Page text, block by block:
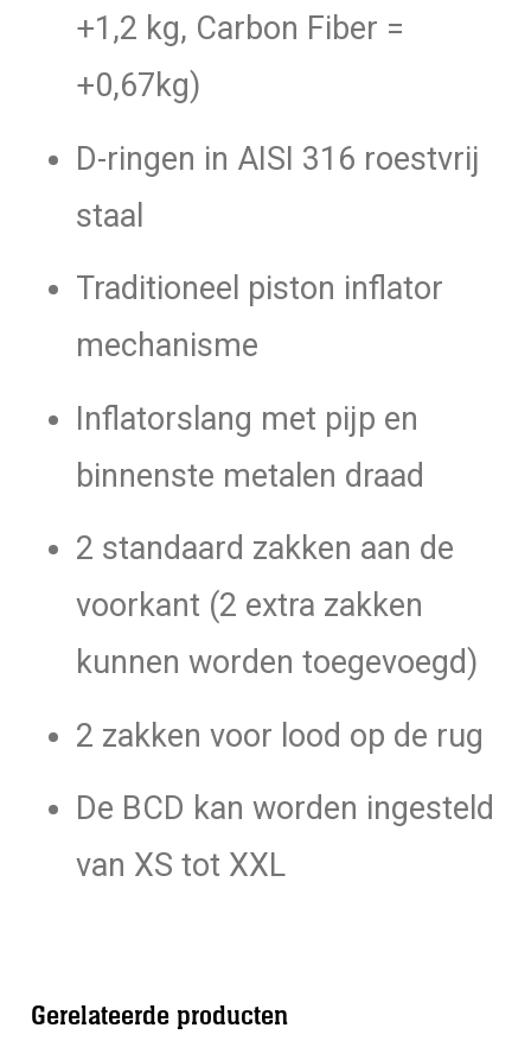
+1,2 kg, Carbon Fiber =
+0,67kg)
D-ringen in AISI 316 roestvrij
staal
Traditioneel piston inflator
mechanisme
Inflatorslang met pijp en
binnenste metalen draad
2 standaard zakken aan de
voorkant (2 extra zakken
kunnen worden toegevoegd)
2 zakken voor lood op de rug
De BCD kan worden ingesteld
van XS tot XXL
Gerelateerde producten